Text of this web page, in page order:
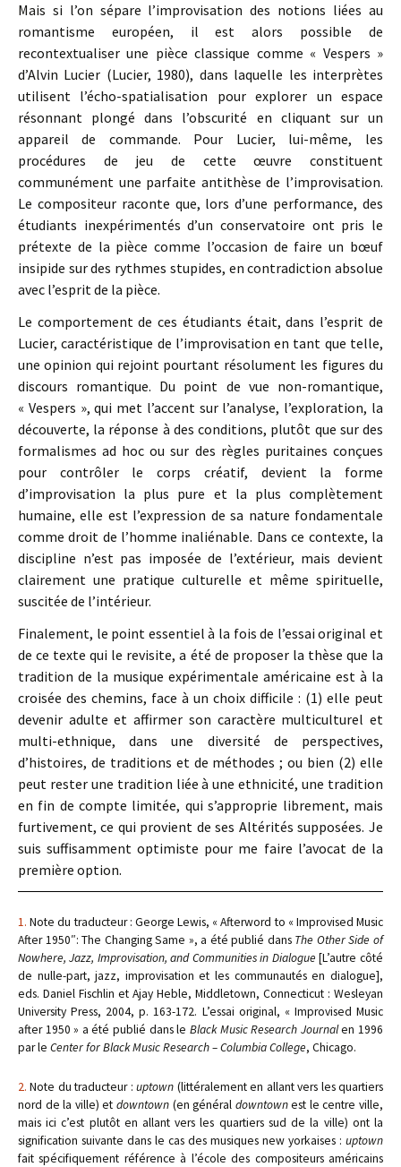
Mais si l’on sépare l’improvisation des notions liées au
romantisme européen, il est alors possible de
recontextualiser une pièce classique comme « Vespers »
d’Alvin Lucier (Lucier, 1980), dans laquelle les interprètes
utilisent l’écho-spatialisation pour explorer un espace
résonnant plongé dans l’obscurité en cliquant sur un
appareil de commande. Pour Lucier, lui-même, les
procédures de jeu de cette œuvre constituent
communément une parfaite antithèse de l’improvisation.
Le compositeur raconte que, lors d’une performance, des
étudiants inexpérimentés d’un conservatoire ont pris le
prétexte de la pièce comme l’occasion de faire un bœuf
insipide sur des rythmes stupides, en contradiction absolue
avec l’esprit de la pièce.
Le comportement de ces étudiants était, dans l’esprit de
Lucier, caractéristique de l’improvisation en tant que telle,
une opinion qui rejoint pourtant résolument les figures du
discours romantique. Du point de vue non-romantique,
« Vespers », qui met l’accent sur l’analyse, l’exploration, la
découverte, la réponse à des conditions, plutôt que sur des
formalismes ad hoc ou sur des règles puritaines conçues
pour contrôler le corps créatif, devient la forme
d’improvisation la plus pure et la plus complètement
humaine, elle est l’expression de sa nature fondamentale
comme droit de l’homme inaliénable. Dans ce contexte, la
discipline n’est pas imposée de l’extérieur, mais devient
clairement une pratique culturelle et même spirituelle,
suscitée de l’intérieur.
Finalement, le point essentiel à la fois de l’essai original et
de ce texte qui le revisite, a été de proposer la thèse que la
tradition de la musique expérimentale américaine est à la
croisée des chemins, face à un choix difficile : (1) elle peut
devenir adulte et affirmer son caractère multiculturel et
multi-ethnique, dans une diversité de perspectives,
d’histoires, de traditions et de méthodes ; ou bien (2) elle
peut rester une tradition liée à une ethnicité, une tradition
en fin de compte limitée, qui s’approprie librement, mais
furtivement, ce qui provient de ses Altérités supposées. Je
suis suffisamment optimiste pour me faire l’avocat de la
première option.
1.Note du traducteur : George Lewis, « Afterword to « Improvised Music
After 1950″: The Changing Same », a été publié dans The Other Side of
Nowhere, Jazz, Improvisation, and Communities in Dialogue [L’autre côté
de nulle-part, jazz, improvisation et les communautés en dialogue],
eds. Daniel Fischlin et Ajay Heble, Middletown, Connecticut : Wesleyan
University Press, 2004, p. 163-172. L’essai original, « Improvised Music
after 1950 » a été publié dans le Black Music Research Journalen 1996
par le Center for Black Music Research – Columbia College, Chicago.
2.Note du traducteur :uptown (littéralement en allant vers les quartiers
nord de la ville) et downtown(en général downtownest le centre ville,
mais ici c’est plutôt en allant vers les quartiers sud de la ville) ont la
signification suivante dans le cas des musiques new yorkaises : uptown
fait spécifiquement référence à l’école des compositeurs américains